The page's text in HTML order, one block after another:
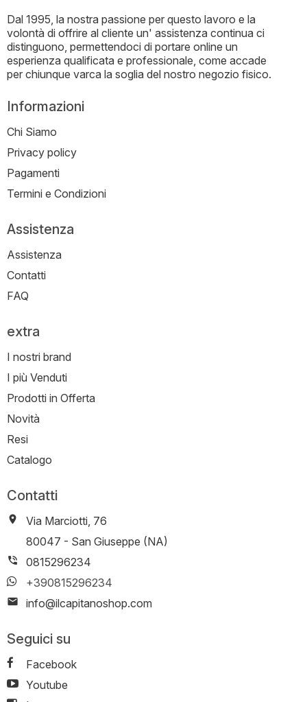
Dal 1995, la nostra passione per questo lavoro e la
volontà di offrire al cliente un' assistenza continua ci
distinguono, permettendoci di portare online un
esperienza qualificata e professionale, come accade
per chiunque varca la soglia del nostro negozio fisico.
Informazioni
Chi Siamo
Privacy policy
Pagamenti
Termini e Condizioni
Assistenza
Assistenza
Contatti
FAQ
extra
I nostri brand
I più Venduti
Prodotti in Offerta
Novità
Resi
Catalogo
Contatti
Via Marciotti, 76
-
80047 - San Giuseppe (NA)
0815296234
+390815296234
info@ilcapitanoshop.com
Seguici su
Facebook
Youtube